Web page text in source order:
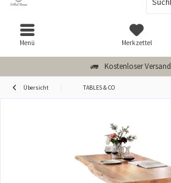
Kostenloser Versand
Menü Merkzettel
Übersicht TABLES & CO